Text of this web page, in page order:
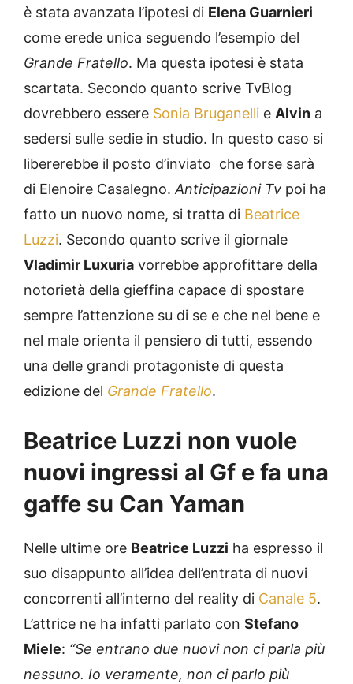
è stata avanzata l’ipotesi di Elena Guarnieri
come erede unica seguendo l’esempio del
Grande Fratello. Ma questa ipotesi è stata
scartata. Secondo quanto scrive TvBlog
dovrebbero essere Sonia Bruganelli e Alvin a
sedersi sulle sedie in studio. In questo caso si
libererebbe il posto d’inviato che forse sarà
di Elenoire Casalegno.Anticipazioni Tv poi ha
fatto un nuovo nome, si tratta di Beatrice
Luzzi. Secondo quanto scrive il giornale
Vladimir Luxuria vorrebbe approfittare della
notorietà della gieffina capace di spostare
sempre l’attenzione su di se e che nel bene e
nel male orienta il pensiero di tutti, essendo
una delle grandi protagoniste di questa
edizione del Grande Fratello.
Beatrice Luzzi non vuole
nuovi ingressi al Gf e fa una
gaffe su Can Yaman
Nelle ultime ore Beatrice Luzzi ha espresso il
suo disappunto all’idea dell’entrata di nuovi
concorrenti all’interno del reality di Canale 5.
L’attrice ne ha infatti parlato con Stefano
Miele: “Se entrano due nuovi non ci parla più
nessuno. Io veramente, non ci parlo più